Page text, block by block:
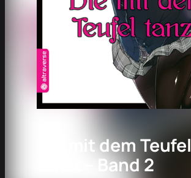
Die mit dem Teufel
tanzt – Band 2